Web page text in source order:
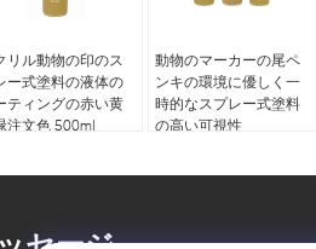
リル動物の印のス
ー式塗料の液体の
ティングの赤い黄
注文色 500ml
動物のマーカーの尾ペ
ンキの環境に優しく一
時的なスプレー式塗料
の高い可視性